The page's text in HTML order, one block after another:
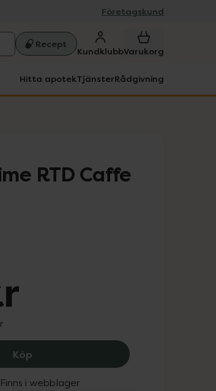
Företagskund
Recept
KundklubbVarukorg
Hitta apotekTjänsterRådgivning
RTD Caffe
Köp Nupo One Meal+ Prime RTD Caffe
Finns i webblager